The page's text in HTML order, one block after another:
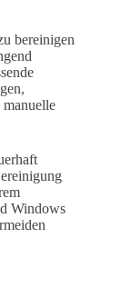
bereinigen
Windows